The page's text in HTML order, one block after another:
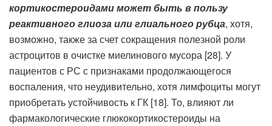
кортикостероидами может быть в пользу
реактивного глиоза или глиального рубца, хотя,
возможно, также за счет сокращения полезной роли
астроцитов в очистке миелинового мусора [28]. У
пациентов с РС с признаками продолжающегося
воспаления, что неудивительно, хотя лимфоциты могут
приобретать устойчивость к ГК [18]. То, влияют ли
фармакологические глюкокортикостероиды на